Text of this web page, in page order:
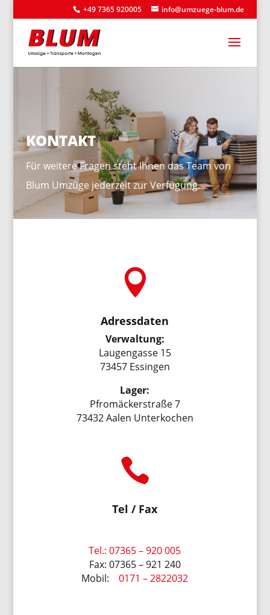
+49 7365 920005 info@umzuege-blum.de
KONTAKT
Für weitere Fragen steht Ihnen das Team von
Blum Umzüge jederzeit zur Verfügung.

Adressdaten
Verwaltung:
Laugengasse 15
73457 Essingen
Lager:
Pfromäckerstraße 7
73432 Aalen Unterkochen

Tel / Fax
Tel.: 07365 – 920 005
Fax: 07365 – 921 240
Mobil:
0171 – 2822032